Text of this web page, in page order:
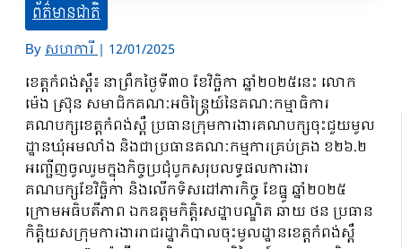
ព័ត៌មានជាតិ
Byសហការី| 12/01/2025
ខេត្តកំពង់ស្ពឺ៖ នាព្រឹកថ្ងៃទី៣០ ខែវិច្ឆិកា ឆ្នាំ២០២៥នេះ លោក
ម៉េង ស្រ៊ុន សមាជិកគណៈអចិន្ត្រៃយ៍នៃគណៈកម្មាធិការ
គណបក្សខេត្តកំពង់ស្ពឺ ប្រធានក្រុមការងារគណបក្សចុះជួយមូល
ដ្ឋានឃុំអមលាំង និងជាប្រធានគណៈកម្មការគ្រប់គ្រង ខ២៦.២
អញ្ជើញ​ចូល​រួម​ក្នុងកិច្ចប្រជុំបូកសរុបលទ្ធផលការងារ
គណបក្សខែវិច្ឆិកា និងលើកទិសដៅភារកិច្ច ខែធ្នូ ឆ្នាំ២០២៥​​
ក្រោមអធិបតីភាព ឯកឧត្តមកិត្តិសេដ្ឋាបណ្ឌិត ឆាយ ថន ប្រធាន
កិត្តិយសក្រុមការងាររាជរដ្ឋាភិបាលចុះមូលដ្ឋានខេត្តកំពង់ស្ពឺ